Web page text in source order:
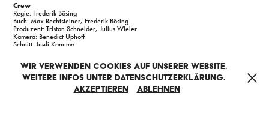
Crew
Regie: Frederik Bösing
Buch: Max Rechtsteiner, Frederik Bösing
Produzent: Tristan Schneider, Julius Wieler
Kamera: Benedict Uphoff
Schnitt: Jueli Kanuma
Sound Design: Timo Klabunde
Musik: Kilian Oser
Produktion: Filmakademie Baden-Württemberg GmbH
Wir verwenden Cookies auf unserer Website.
Weitere Infos unter Datenschutzerklärung.
Akzeptieren
Ablehnen